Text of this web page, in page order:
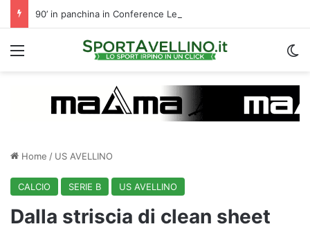
Menu
Home / US AVELLINO
CALCIO SERIE B US AVELLINO
Dalla striscia di clean sheet